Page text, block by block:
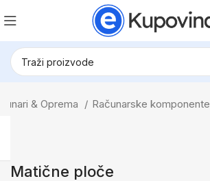
& Oprema Računarske komponente
Matične ploče